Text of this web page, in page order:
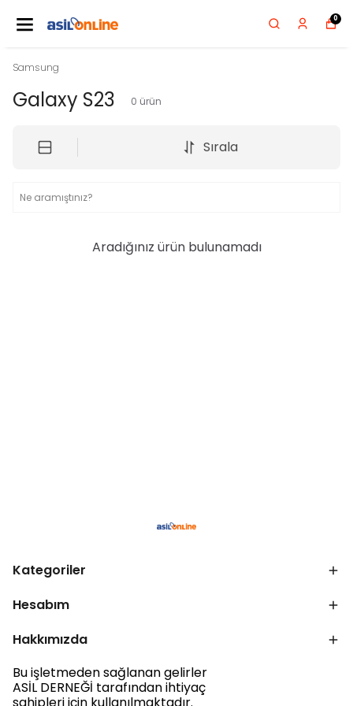
0
Samsung
Galaxy S23 0 ürün
Sırala
Aradığınız ürün bulunamadı
Kategoriler
Hesabım
Hakkımızda
Bu işletmeden sağlanan gelirler
ASİL DERNEĞİ tarafından ihtiyaç